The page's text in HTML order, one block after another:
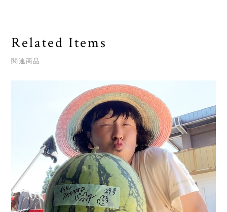
Related Items
関連商品